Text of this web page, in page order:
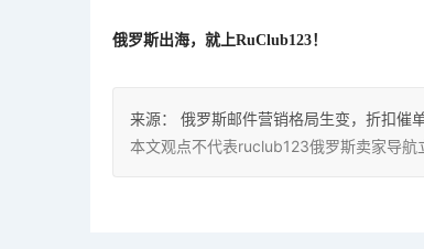
俄罗斯出海，就上RuClub123！
来源：
俄罗斯邮件营销格局生变，折扣催
本文观点不代表ruclub123俄罗斯卖家导航